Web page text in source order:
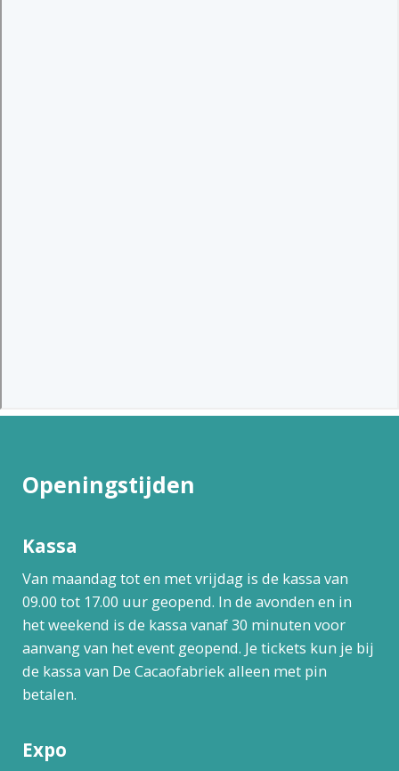
Openingstijden
Kassa
Van maandag tot en met vrijdag is de kassa van
09.00 tot 17.00 uur geopend. In de avonden en in
het weekend is de kassa vanaf 30 minuten voor
aanvang van het event geopend. Je tickets kun je bij
de kassa van De Cacaofabriek alleen met pin
betalen.
Expo